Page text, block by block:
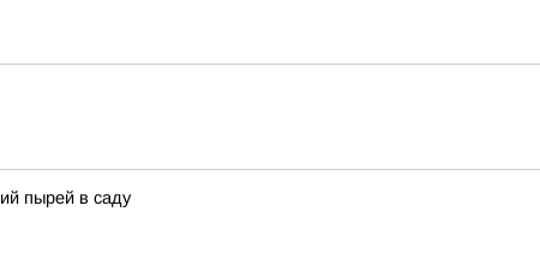
пырей в саду